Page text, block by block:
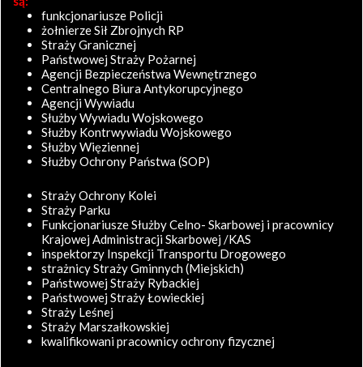
funkcjonariusze Policji
żołnierze Sił Zbrojnych RP
Straży Granicznej
Państwowej Straży Pożarnej
Agencji Bezpieczeństwa Wewnętrznego
Centralnego Biura Antykorupcyjnego
Agencji Wywiadu
Służby Wywiadu Wojskowego
Służby Kontrwywiadu Wojskowego
Służby Więziennej
Służby Ochrony Państwa (SOP)
Straży Ochrony Kolei
Straży Parku
Funkcjonariusze Służby Celno- Skarbowej i pracownicy
Krajowej Administracji Skarbowej /KAS
inspektorzy Inspekcji Transportu Drogowego
strażnicy Straży Gminnych (Miejskich)
Państwowej Straży Rybackiej
Państwowej Straży Łowieckiej
Straży Leśnej
Straży Marszałkowskiej
kwalifikowani pracownicy ochrony fizycznej